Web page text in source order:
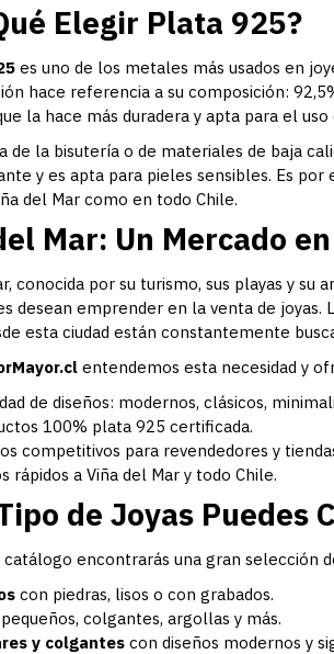
Elegir Plata 925?
es uno de los metales más usados en
hace referencia a su composición:
la hace más duradera y apta para el uso
de la bisutería o de materiales de baja
y es apta para pieles sensibles. Es
del Mar como en todo Chile.
Mar: Un Mercado
conocida por su turismo, sus playas y
desean emprender en la venta de
esta ciudad están constantemente
entendemos esta necesidad y
de diseños: modernos, clásicos,
100% plata 925 certificada.
competitivos para revendedores y
rápidos a Viña del Mar y todo Chile.
de Joyas Puedes
catálogo encontrarás una gran selección
con piedras, lisos o con grabados.
pequeños, colgantes, argollas y más.
y colgantes con diseños modernos y